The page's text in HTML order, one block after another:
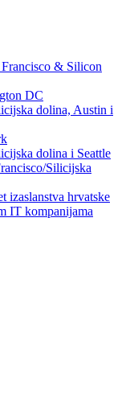
& Silicon
DC
dolina, Austin i
dolina i Seattle
Silicijska
izaslanstva hrvatske
IT kompanijama